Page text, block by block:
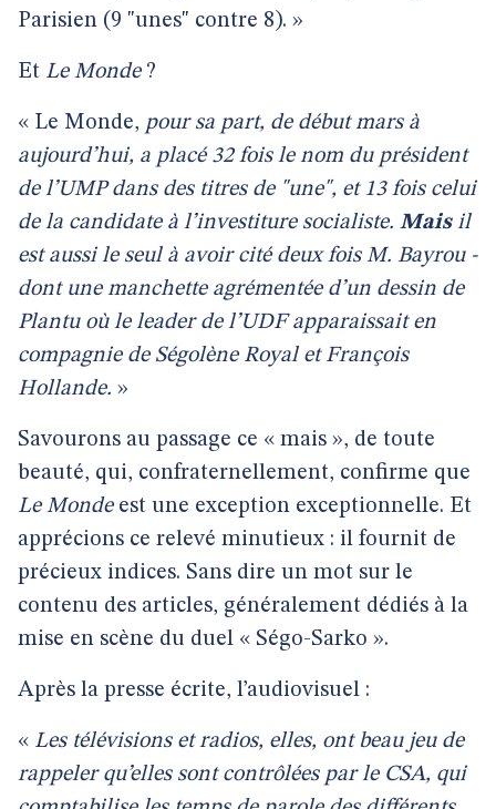
Parisien (9 "unes" contre 8). »
Et Le Monde?
« Le Monde, pour sa part, de début mars à
aujourd’hui, a placé 32 fois le nom du président
de l’UMP dans des titres de "une", et 13 fois celui
de la candidate à l’investiture socialiste. Mais il
est aussi le seul à avoir cité deux fois M. Bayrou -
dont une manchette agrémentée d’un dessin de
Plantu où le leader de l’UDF apparaissait en
compagnie de Ségolène Royal et François
Hollande. »
Savourons au passage ce « mais », de toute
beauté, qui, confraternellement, confirme que
Le Mondeest une exception exceptionnelle. Et
apprécions ce relevé minutieux : il fournit de
précieux indices. Sans dire un mot sur le
contenu des articles, généralement dédiés à la
mise en scène du duel « Ségo-Sarko ».
Après la presse écrite, l’audiovisuel :
« Les télévisions et radios, elles, ont beau jeu de
rappeler qu’elles sont contrôlées par le CSA, qui